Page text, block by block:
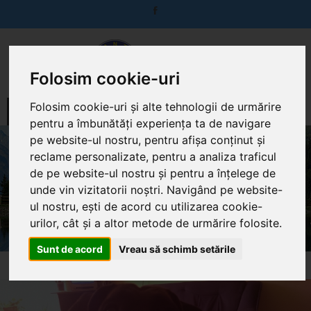
Folosim cookie-uri
Folosim cookie-uri și alte tehnologii de urmărire
pentru a îmbunătăți experiența ta de navigare
pe website-ul nostru, pentru afișa conținut și
reclame personalizate, pentru a analiza traficul
de pe website-ul nostru și pentru a înțelege de
unde vin vizitatorii noștri. Navigând pe website-
ul nostru, ești de acord cu utilizarea cookie-
urilor, cât și a altor metode de urmărire folosite.
Sunt de acord Vreau să schimb setările
MENIU
BLOG POSTARE 2
Home Blog Blog postare 2